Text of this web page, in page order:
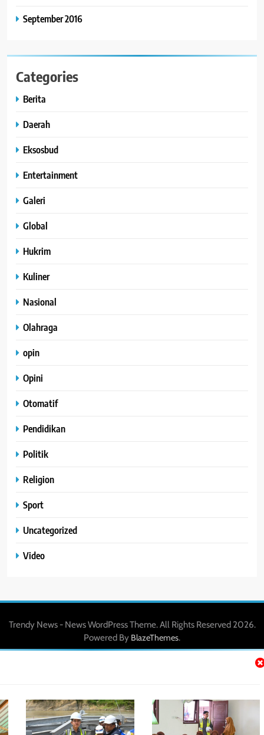
September 2016
Categories
Berita
Daerah
Eksosbud
Entertainment
Galeri
Global
Hukrim
Kuliner
Nasional
Olahraga
opin
Opini
Otomatif
Pendidikan
Politik
Religion
Sport
Uncategorized
Video
Trendy News - News WordPress Theme. All Rights Reserved 2026.
Powered By BlazeThemes.